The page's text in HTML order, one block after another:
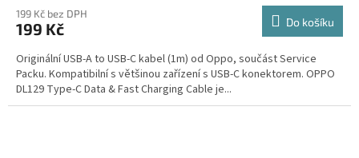
199 Kč bez DPH
199 Kč Do košíku
Originální USB-A to USB-C kabel (1m) od Oppo, součást Service
Packu. Kompatibilní s většinou zařízení s USB-C konektorem. OPPO
DL129 Type-C Data & Fast Charging Cable je...